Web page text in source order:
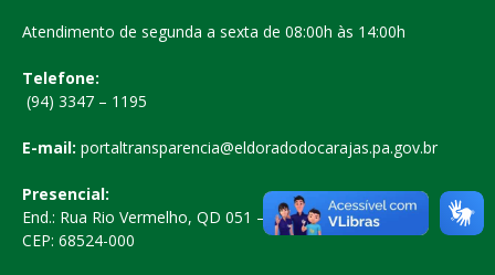
Atendimento de segunda a sexta de 08:00h às 14:00h
Telefone:
(94) 3347 – 1195
E-mail: portaltransparencia@eldoradodocarajas.pa.gov.br
Presencial:
End.: Rua Rio Vermelho, QD 051 – Centro
CEP: 68524-000